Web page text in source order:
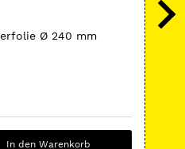
Ø 240 mm
In den Warenkorb